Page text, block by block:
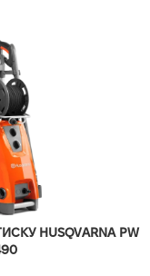
HUSQVARNA PW